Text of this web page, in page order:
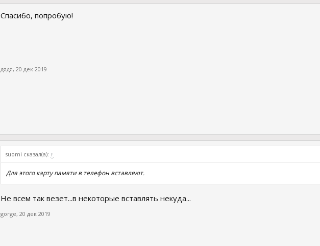
Спасибо, попробую!
дядя, 20 дек 2019
suomi сказал(а): ↑
Для этого карту памяти в телефон вставляют.
Не всем так везет...в некоторые вставлять некуда...
gorge, 20 дек 2019